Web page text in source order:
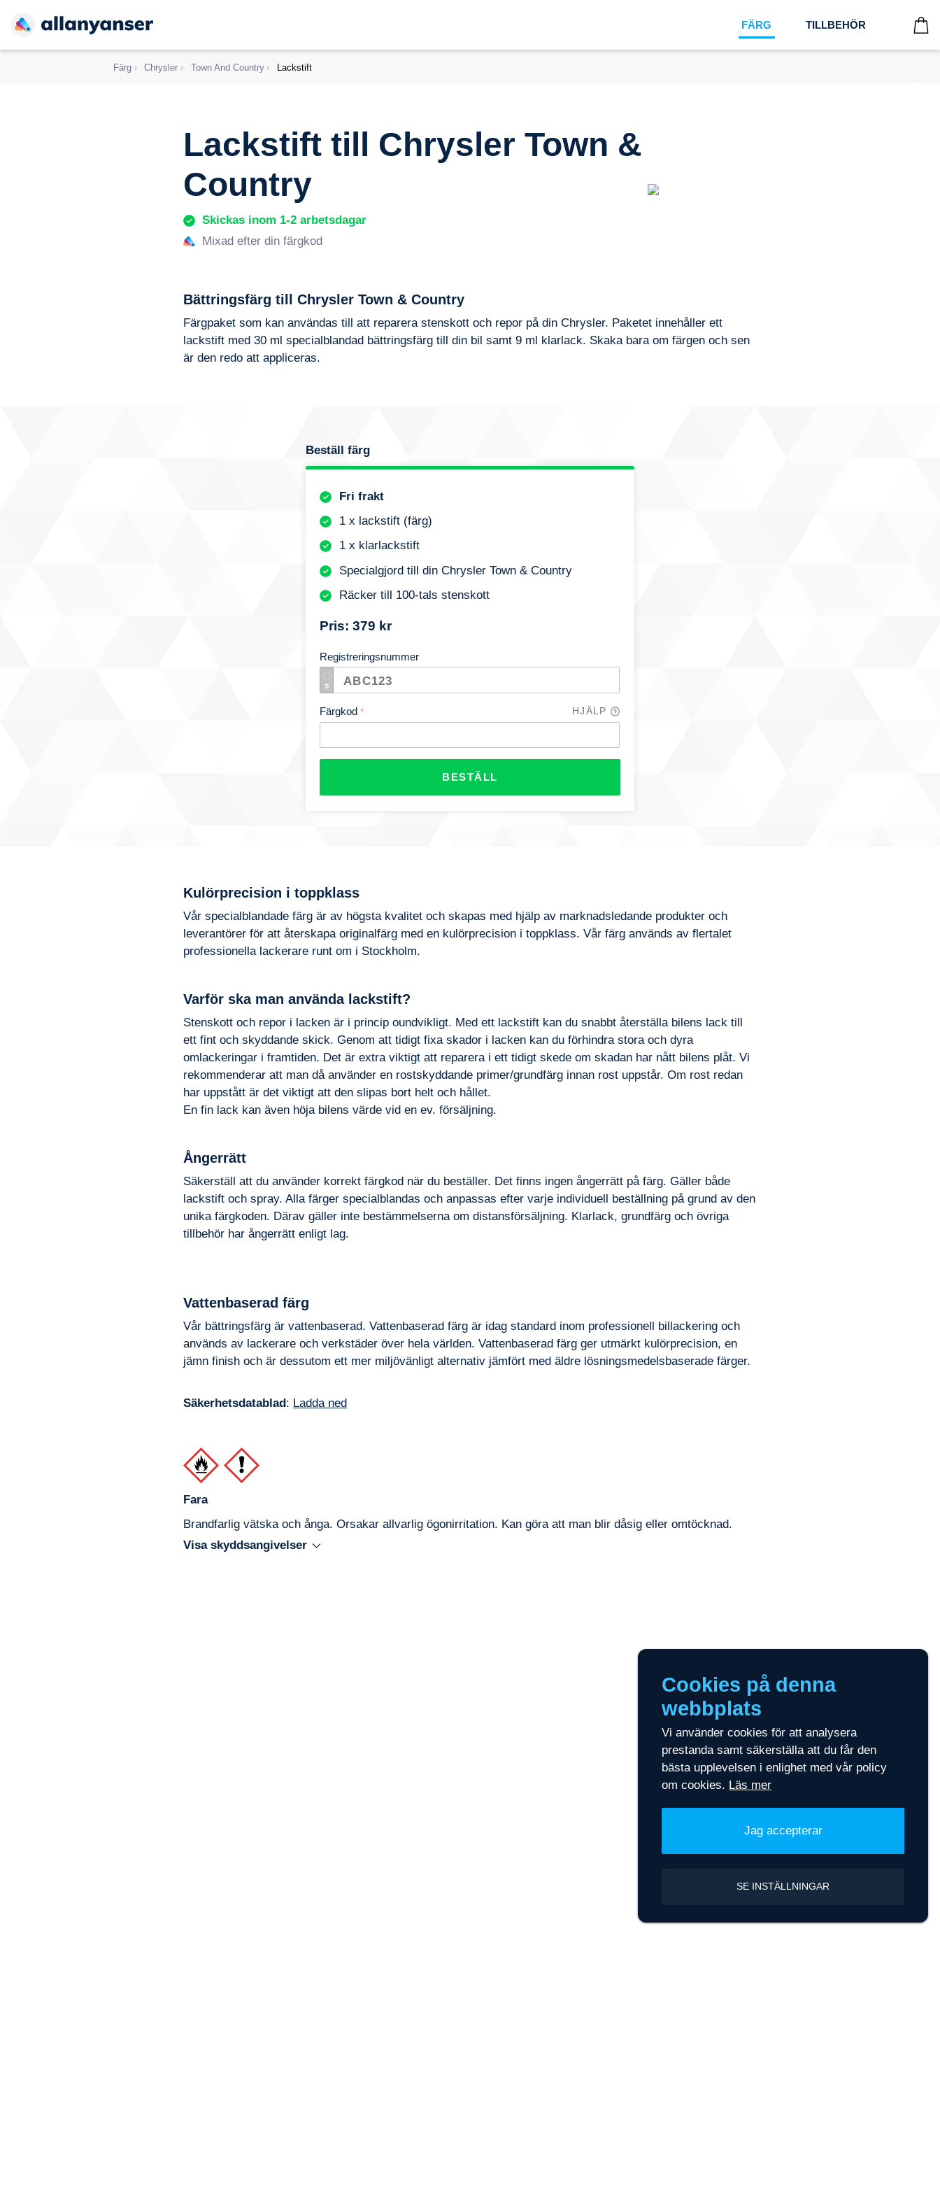
FÄRG TILLBEHÖR
Färg › Chrysler › Town And Country › Lackstift
Lackstift till Chrysler Town &
Country
Skickas inom 1-2 arbetsdagar
Mixad efter din färgkod
Bättringsfärg till Chrysler Town & Country
Färgpaket som kan användas till att reparera stenskott och repor på din Chrysler. Paketet innehåller ett
lackstift med 30 ml specialblandad bättringsfärg till din bil samt 9 ml klarlack. Skaka bara om färgen och sen
är den redo att appliceras.
Beställ färg
Fri frakt
1 x lackstift (färg)
1 x klarlackstift
Specialgjord till din Chrysler Town & Country
Räcker till 100-tals stenskott
Pris:379 kr
Registreringsnummer
Färgkod * HJÄLP
BESTÄLL
Kulörprecision i toppklass
Vår specialblandade färg är av högsta kvalitet och skapas med hjälp av marknadsledande produkter och
leverantörer för att återskapa originalfärg med en kulörprecision i toppklass. Vår färg används av flertalet
professionella lackerare runt om i Stockholm.
Varför ska man använda lackstift?
Stenskott och repor i lacken är i princip oundvikligt. Med ett lackstift kan du snabbt återställa bilens lack till
ett fint och skyddande skick. Genom att tidigt fixa skador i lacken kan du förhindra stora och dyra
omlackeringar i framtiden. Det är extra viktigt att reparera i ett tidigt skede om skadan har nått bilens plåt. Vi
rekommenderar att man då använder en rostskyddande primer/grundfärg innan rost uppstår. Om rost redan
har uppstått är det viktigt att den slipas bort helt och hållet.
En fin lack kan även höja bilens värde vid en ev. försäljning.
Ångerrätt
Säkerställ att du använder korrekt färgkod när du beställer. Det finns ingen ångerrätt på färg. Gäller både
lackstift och spray. Alla färger specialblandas och anpassas efter varje individuell beställning på grund av den
unika färgkoden. Därav gäller inte bestämmelserna om distansförsäljning. Klarlack, grundfärg och övriga
tillbehör har ångerrätt enligt lag.
Vattenbaserad färg
Vår bättringsfärg är vattenbaserad. Vattenbaserad färg är idag standard inom professionell billackering och
används av lackerare och verkstäder över hela världen. Vattenbaserad färg ger utmärkt kulörprecision, en
jämn finish och är dessutom ett mer miljövänligt alternativ jämfört med äldre lösningsmedelsbaserade färger.
Säkerhetsdatablad : Ladda ned
Fara
Brandfarlig vätska och ånga. Orsakar allvarlig ögonirritation. Kan göra att man blir dåsig eller omtöcknad.
Visa skyddsangivelser
Cookies på denna
webbplats
Vi använder cookies för att analysera
prestanda samt säkerställa att du får den
bästa upplevelsen i enlighet med vår policy
om cookies. Läs mer
Jag accepterar
SE INSTÄLLNINGAR